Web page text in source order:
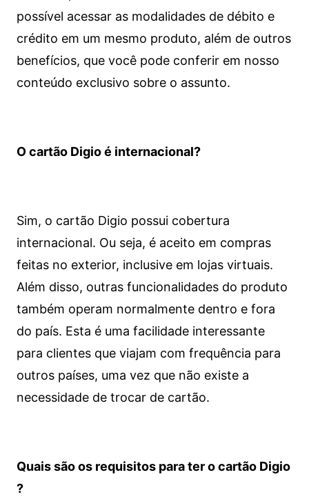
possível acessar as modalidades de débito e
crédito em um mesmo produto, além de outros
benefícios, que você pode conferir em nosso
conteúdo exclusivo sobre o assunto.
O cartão Digio é internacional?
Sim, o cartão Digio possui cobertura
internacional. Ou seja, é aceito em compras
feitas no exterior, inclusive em lojas virtuais.
Além disso, outras funcionalidades do produto
também operam normalmente dentro e fora
do país. Esta é uma facilidade interessante
para clientes que viajam com frequência para
outros países, uma vez que não existe a
necessidade de trocar de cartão.
Quais são os requisitos para ter o cartão Digio
?